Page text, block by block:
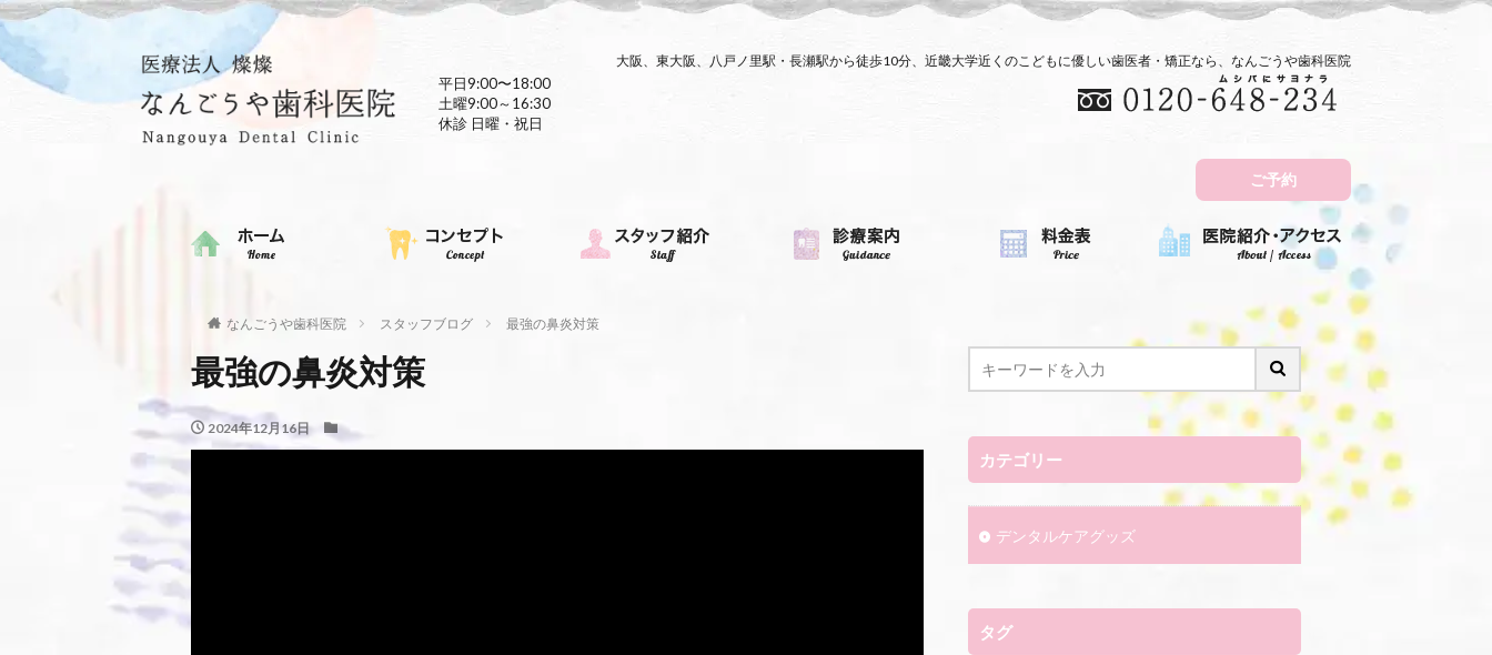
大阪、東大阪、八戸ノ里駅・長瀬駅から徒歩10分、近畿大学近くのこどもに優しい歯医者・矯正なら、なんごうや歯科医院
平日9:00〜18:00
土曜9:00～16:30
休診 日曜・祝日
ご予約
なんごうや歯科医院 スタッフブログ 最強の鼻炎対策
最強の鼻炎対策
2024年12月16日
カテゴリー
デンタルケアグッズ
タグ